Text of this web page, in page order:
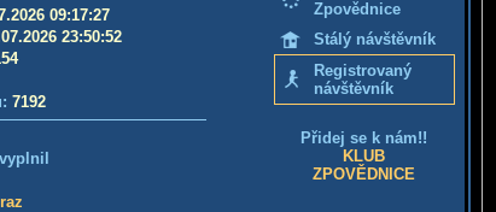
09:17:27
23:50:52
7192
Zpovědnice
Stálý návštěvník
Registrovaný
návštěvník
Přidej se k nám!!
KLUB
ZPOVĚDNICE